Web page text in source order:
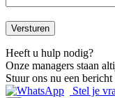
Heeft u hulp nodig?
Onze managers staan
Stuur ons nu een
Stel je